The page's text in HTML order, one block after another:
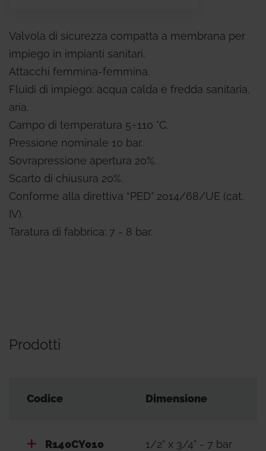
Valvola di sicurezza compatta a membrana per
impiego in impianti sanitari.
Attacchi femmina-femmina.
Fluidi di impiego: acqua calda e fredda sanitaria,
aria.
Campo di temperatura 5÷110 °C.
Pressione nominale 10 bar.
Sovrapressione apertura 20%.
Scarto di chiusura 20%.
Conforme alla direttiva “PED" 2014/68/UE (cat.
IV).
Taratura di fabbrica: 7 - 8 bar.
Prodotti
Codice Dimensione
R140CY010 1/2" x 3/4" - 7 bar